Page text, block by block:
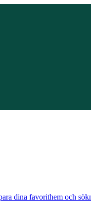
dina favorithem och